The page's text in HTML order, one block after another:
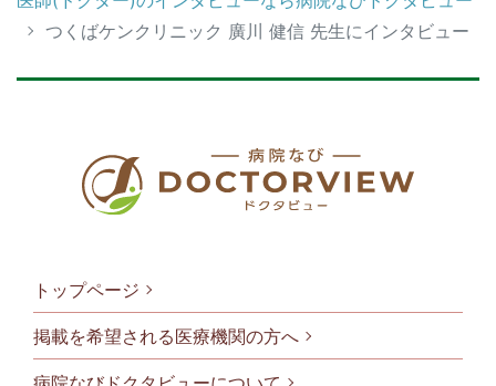
つくばケンクリニック 廣川 健信 先生にインタビュー
トップページ
掲載を希望される医療機関の方へ